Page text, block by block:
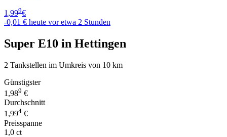
1,999€
-0,01 € heute vor etwa 2 Stunden
Super E10 in Hettingen
2 Tankstellen im Umkreis von 10 km
Günstigster
1,989 €
Durchschnitt
1,994 €
Preisspanne
1,0 ct